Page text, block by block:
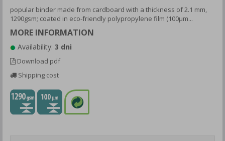
popular binder made from cardboard with a thickness of 2.1 mm,
1290gsm; coated in eco-friendly polypropylene film (100μm...
MORE INFORMATION
Availability: 3 dni
Download pdf
Shipping cost